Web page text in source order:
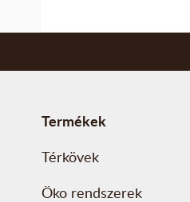
Termékek
Térkövek
Öko rendszerek